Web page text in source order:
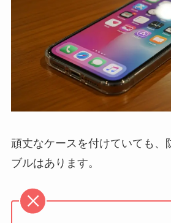
頑丈なケースを付けていても、
ブルはあります。